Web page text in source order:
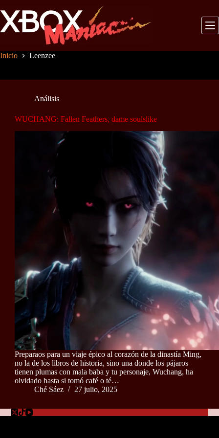
al
contenido
Inicio Leenzee
Análisis
WUCHANG: Fallen Feathers, dame soulslike
Preparaos para un viaje épico al corazón de la dinastía Ming,
no la de los libros de historia, sino una donde los pájaros
tienen plumas con mala baba y tu personaje, Wuchang, ha
olvidado hasta si tomó café o té…
Ché Sáez
27 julio, 2025